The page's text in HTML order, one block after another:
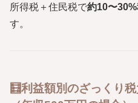
所得税＋住民税で約10〜
す。
🧮利益額別のざっくり